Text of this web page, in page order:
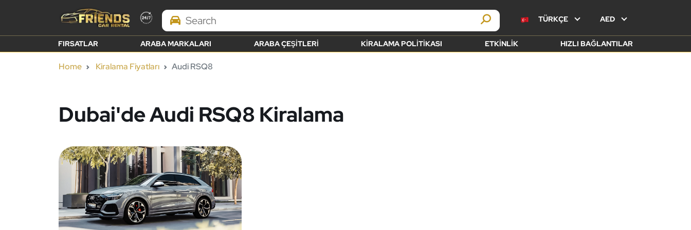
Search Brands TÜRKÇE AED
FIRSATLAR ARABA MARKALARI ARABA ÇEŞITLERI KIRALAMA POLITIKASI ETKINLIK HIZLI BAĞLANTILAR
Home Kiralama Fiyatları Audi RSQ8
Dubai'de Audi RSQ8 Kiralama